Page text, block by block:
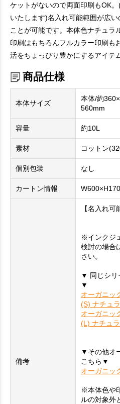
ケットがないので両面印刷もOK
いたします)名入れ可能範囲が広
ことが可能です。本体色ナチュラ
印刷はもちろんフルカラー印刷も
活をちょっぴり豊かにするアイテ
商品仕様
本体サイズ
本体/約
560mm
容量 約10L
素材 コットン
個別包装 なし
カートン情報
備考
【名入れ可
※インクジ
検討の場合
さい。
▼ 同じシリ
▼
オーガニッ
(S) ナチュ
オーガニッ
(L) ナチュ
▼その他オ
こちら▼
オーガニッ
※本体色や
ルの対象外